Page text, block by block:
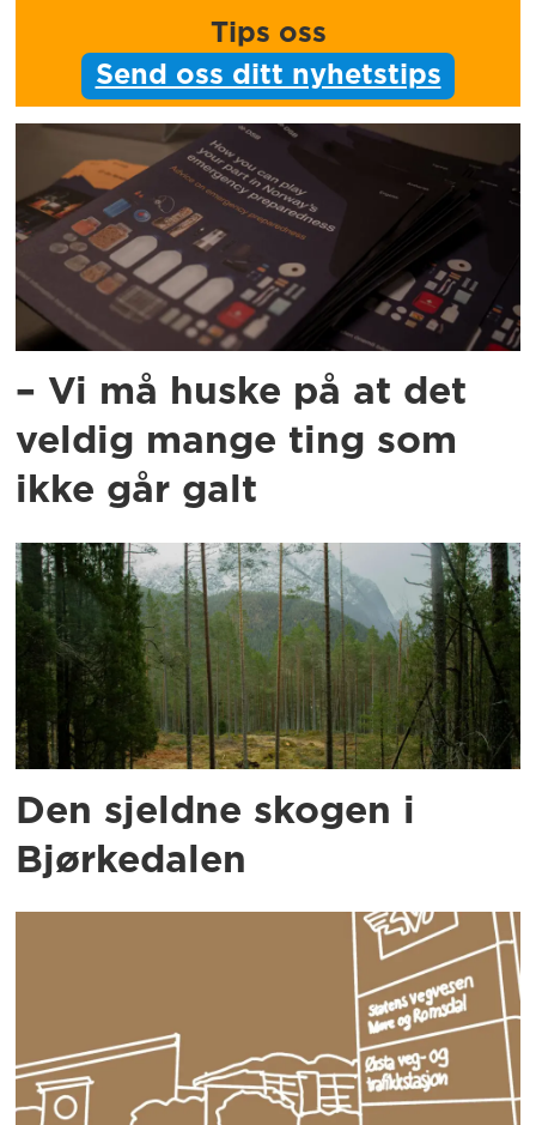
Tips oss
Send oss ditt nyhetstips
– Vi må huske på at det
veldig mange ting som
ikke går galt
Den sjeldne skogen i
Bjørkedalen